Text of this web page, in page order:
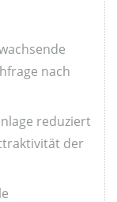
nach
reduziert
der